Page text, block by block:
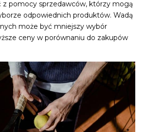
z pomocy sprzedawców, którzy mogą
odpowiednich produktów. Wadą
może być mniejszy wybór
ceny w porównaniu do zakupów